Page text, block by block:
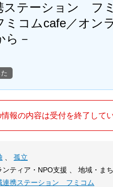
ステーション フ
ミコムcafe／オ
ら－
報の内容は受付を終了して
孤立
ンティア・NPO支援 、 地域・ま
連携ステーション フミコム